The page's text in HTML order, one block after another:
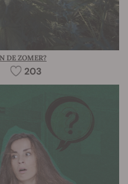
DE ZOMER?
203